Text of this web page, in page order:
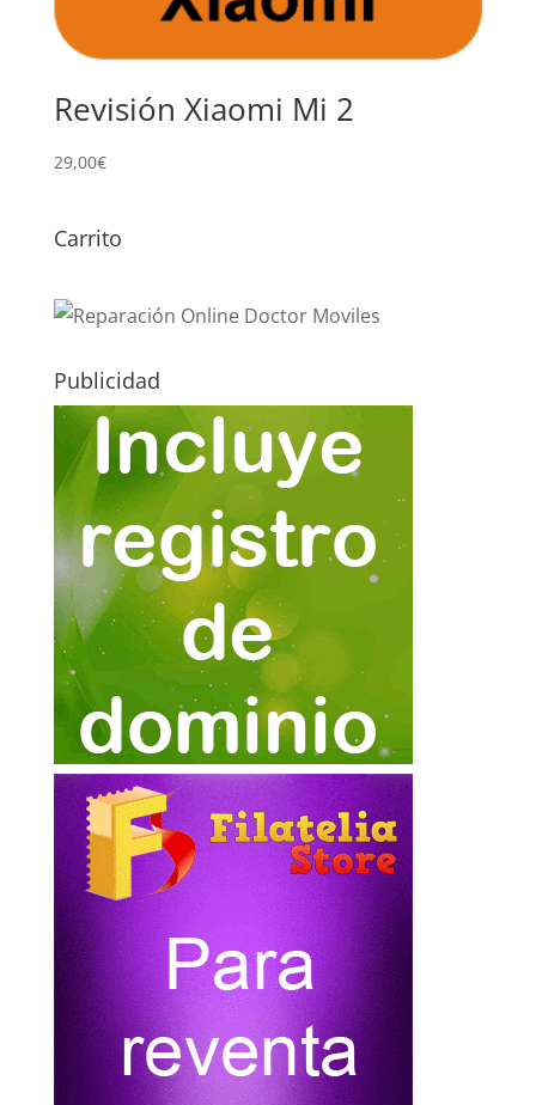
Revisión Xiaomi Mi 2
29,00€
Carrito
Publicidad